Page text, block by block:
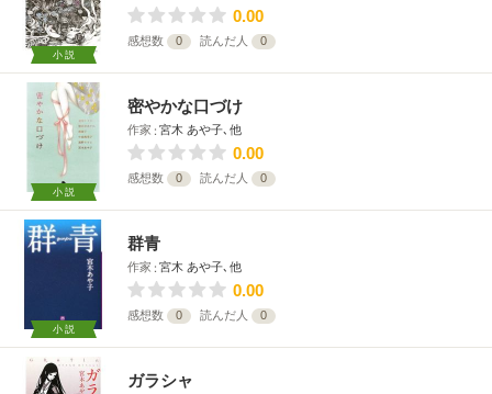
小説
0.00
感想数 0 読んだ人 0
小説
密やかな口づけ
作家 宮木 あや子､他
0.00
感想数 0 読んだ人 0
小説
群青
作家 宮木 あや子､他
0.00
感想数 0 読んだ人 0
ガラシャ